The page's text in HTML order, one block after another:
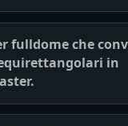
fulldome che
in